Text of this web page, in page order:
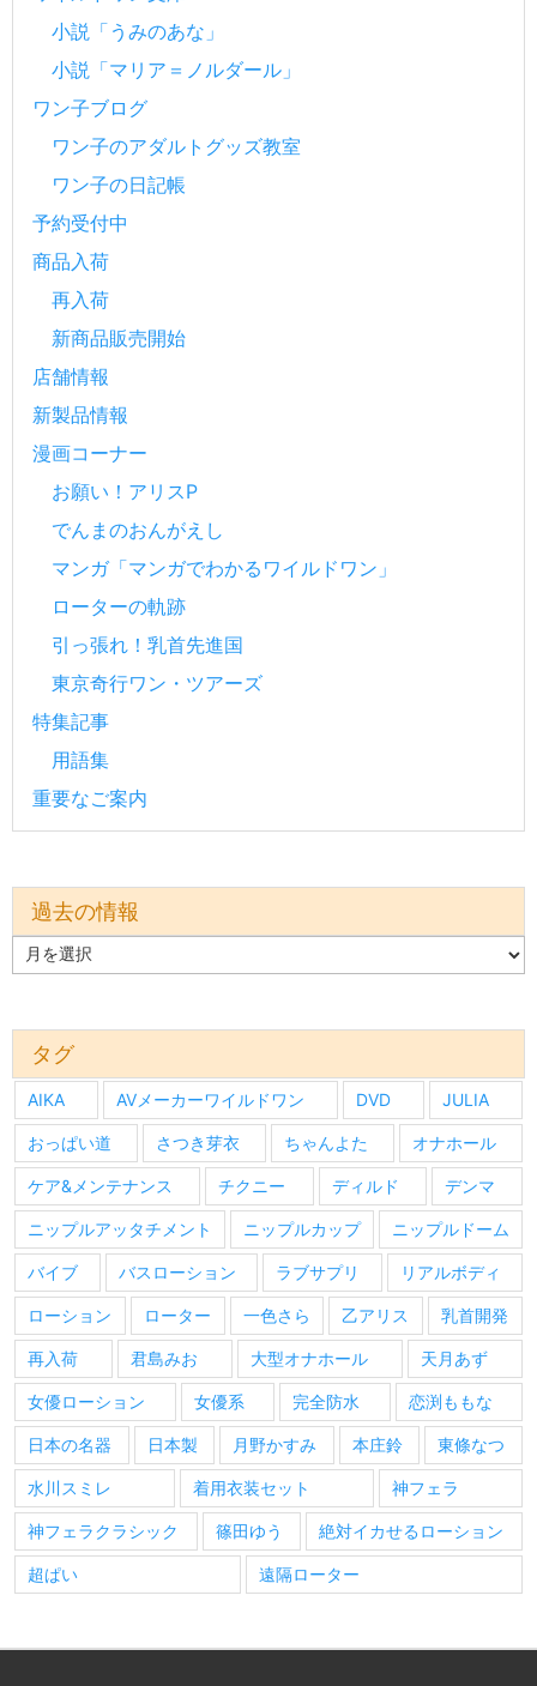
小説「うみのあな」
小説「マリア＝ノルダール」
ワン子ブログ
ワン子のアダルトグッズ教室
ワン子の日記帳
予約受付中
商品入荷
再入荷
新商品販売開始
店舗情報
新製品情報
漫画コーナー
お願い！アリスP
でんまのおんがえし
マンガ「マンガでわかるワイルドワン」
ローターの軌跡
引っ張れ！乳首先進国
東京奇行ワン・ツアーズ
特集記事
用語集
重要なご案内
過去の情報
去
タグ
AIKA AVメーカーワイルドワン DVD JULIA
おっぱい道 さつき芽衣 ちゃんよた オナホール
ケア&メンテナンス チクニー ディルド デンマ
ニップルアッタチメント ニップルカップ ニップルドーム
バイブ バスローション ラブサプリ リアルボディ
ローション ローター 一色さら 乙アリス 乳首開発
再入荷 君島みお 大型オナホール 天月あず
女優ローション 女優系 完全防水 恋渕ももな
日本の名器 日本製 月野かすみ 本庄鈴 東條なつ
水川スミレ 着用衣装セット 神フェラ
神フェラクラシック 篠田ゆう 絶対イカせるローション
超ぱい 遠隔ローター